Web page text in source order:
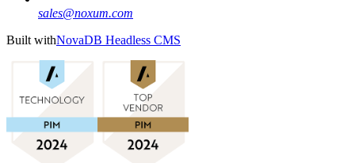
sales@noxum.com
Built withNovaDB Headless CMS